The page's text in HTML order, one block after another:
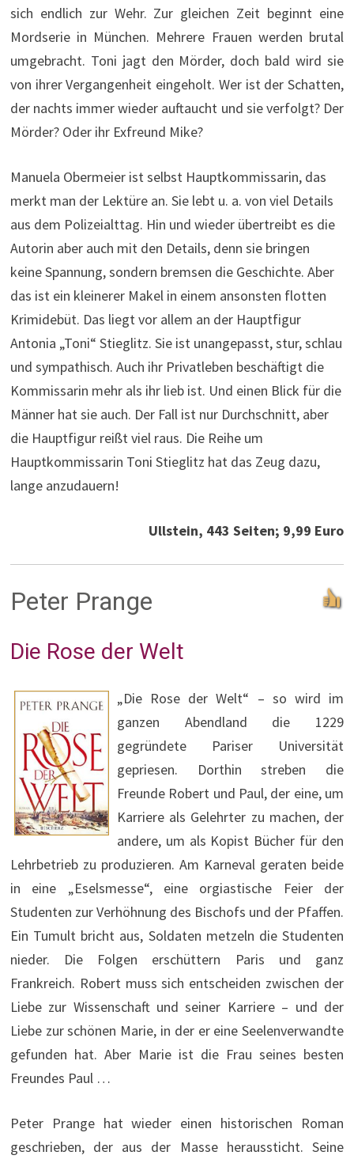
sich endlich zur Wehr. Zur gleichen Zeit beginnt eine
Mordserie in München. Mehrere Frauen werden brutal
umgebracht. Toni jagt den Mörder, doch bald wird sie
von ihrer Vergangenheit eingeholt. Wer ist der Schatten,
der nachts immer wieder auftaucht und sie verfolgt? Der
Mörder? Oder ihr Exfreund Mike?
Manuela Obermeier ist selbst Hauptkommissarin, das
merkt man der Lektüre an. Sie lebt u. a. von viel Details
aus dem Polizeialttag. Hin und wieder übertreibt es die
Autorin aber auch mit den Details, denn sie bringen
keine Spannung, sondern bremsen die Geschichte. Aber
das ist ein kleinerer Makel in einem ansonsten flotten
Krimidebüt. Das liegt vor allem an der Hauptfigur
Antonia „Toni“ Stieglitz. Sie ist unangepasst, stur, schlau
und sympathisch. Auch ihr Privatleben beschäftigt die
Kommissarin mehr als ihr lieb ist. Und einen Blick für die
Männer hat sie auch. Der Fall ist nur Durchschnitt, aber
die Hauptfigur reißt viel raus. Die Reihe um
Hauptkommissarin Toni Stieglitz hat das Zeug dazu,
lange anzudauern!
Ullstein, 443 Seiten; 9,99 Euro
Peter Prange
Die Rose der Welt
„Die Rose der Welt“ – so wird im
ganzen Abendland die 1229
gegründete Pariser Universität
gepriesen. Dorthin streben die
Freunde Robert und Paul, der eine, um
Karriere als Gelehrter zu machen, der
andere, um als Kopist Bücher für den
Lehrbetrieb zu produzieren. Am Karneval geraten beide
in eine „Eselsmesse“, eine orgiastische Feier der
Studenten zur Verhöhnung des Bischofs und der Pfaffen.
Ein Tumult bricht aus, Soldaten metzeln die Studenten
nieder. Die Folgen erschüttern Paris und ganz
Frankreich. Robert muss sich entscheiden zwischen der
Liebe zur Wissenschaft und seiner Karriere – und der
Liebe zur schönen Marie, in der er eine Seelenverwandte
gefunden hat. Aber Marie ist die Frau seines besten
Freundes Paul …
Peter Prange hat wieder einen historischen Roman
geschrieben, der aus der Masse heraussticht. Seine